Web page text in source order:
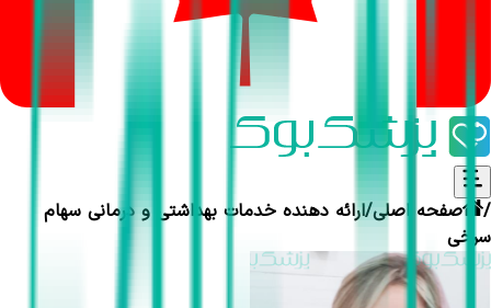
صفحه اصلی / ارائه دهنده خدمات بهداشتی و درمانی/
سهام
سرخی